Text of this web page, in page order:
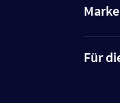
Marke
Für